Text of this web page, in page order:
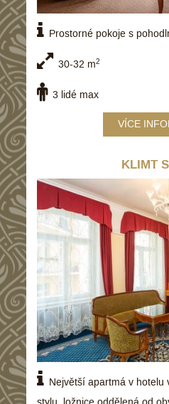
Prostorné pokoje s
30-32 m2
3 lidé max
VÍCE
KLIMT
Největší apartmá v hotelu